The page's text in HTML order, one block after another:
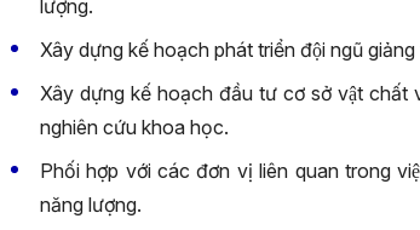
lượng.
Xây dựng kế hoạch phát triển đội ngũ giảng
Xây dựng kế hoạch đầu tư cơ sở vật chất
nghiên cứu khoa học.
Phối hợp với các đơn vị liên quan trong
năng lượng.